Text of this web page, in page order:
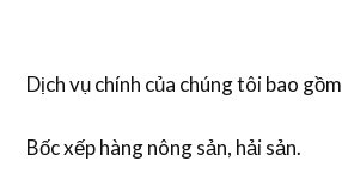
Dịch vụ chính của chúng tôi bao gồm
Bốc xếp hàng nông sản, hải sản.